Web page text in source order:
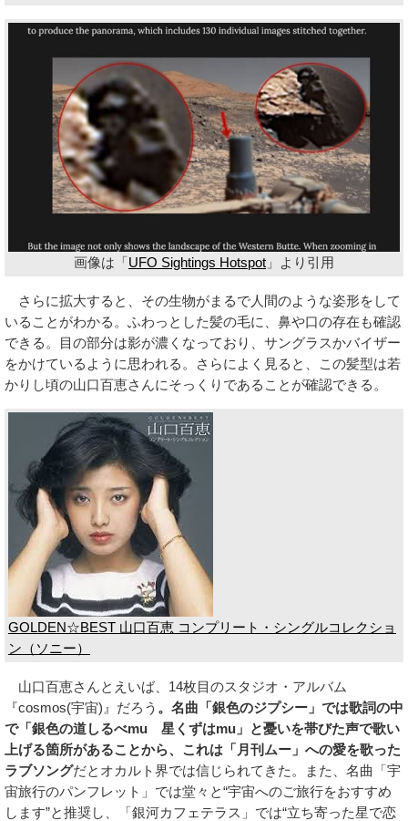
画像は「UFO Sightings Hotspot 」より引用
さらに拡大すると、その生物がまるで人間のような姿形をして
いることがわかる。ふわっとした髪の毛に、鼻や口の存在も確認
できる。目の部分は影が濃くなっており、サングラスかバイザー
をかけているように思われる。さらによく見ると、この髪型は若
かりし頃の山口百恵さんにそっくりであることが確認できる。
GOLDEN☆BEST 山口百恵 コンプリート・シングルコレクショ
ン（ソニー）
山口百恵さんとえいば、14枚目のスタジオ・アルバム
『cosmos(宇宙)』だろう 。名曲「銀色のジプシー」では歌詞の中
で「銀色の道しるべmu 星くずはmu」と憂いを帯びた声で歌い
上げる箇所があることから、これは「月刊ムー」への愛を歌った
ラブソングだとオカルト界では信じられてきた。また、名曲「宇
宙旅行のパンフレット」では堂々と“宇宙へのご旅行をおすすめ
します”と推奨し、「銀河カフェテラス」では“立ち寄った星で恋